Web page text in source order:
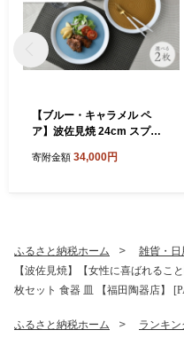
【ブルー・キャラメル ペ
ア】波佐見焼 24cm スプレ
55]
寄附金額 34,000円
ふるさと納税ホーム 雑貨・日
【波佐見焼】【女性に喜ばれるこ
枚セット 食器 皿 【福田陶器店】
ふるさと納税ホーム ランキン